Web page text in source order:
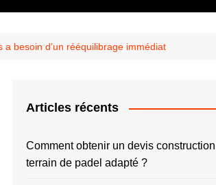
a besoin d’un rééquilibrage immédiat
Articles récents
Comment obtenir un devis construction
terrain de padel adapté ?